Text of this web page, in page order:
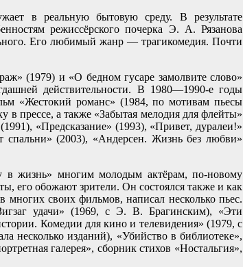
в реальную бытовую среду. В результате
режиссёрского почерка Э. А. Рязанова
Его любимый жанр — трагикомедия. Почти
(1979) и «О бедном гусаре замолвите слово»
действительности. В 1980—1990-е годы
«Жестокий романс» (1984, по мотивам пьесы
прессе, а также «Забытая мелодия для флейты»
«Предсказание» (1993), «Привет, дуралеи!»
(2003), «Андерсен. Жизнь без любви»
в жизнь» многим молодым актёрам, по-новому
его обожают зрители. Он состоялся также и как
многих своих фильмов, написал несколько пьес.
удачи» (1969, с Э. В. Брагинским), «Эти
Комедии для кино и телевидения» (1979, с
несколько изданий), «Убийство в библиотеке»,
галерея», сборник стихов «Ностальгия»,